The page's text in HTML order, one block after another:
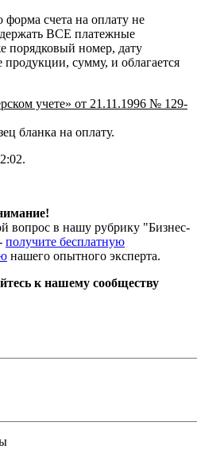
форма счета на оплату не
ВСЕ платежные
порядковый номер, дату
сумму, и облагается
учете» от 21.11.1996 № 129-
бланка на оплату.
вопрос в нашу рубрику "Бизнес-
получите бесплатную
нашего опытного эксперта.
к нашему сообществу